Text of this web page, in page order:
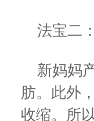
法宝二
新妈妈
肪。此外
收缩。所